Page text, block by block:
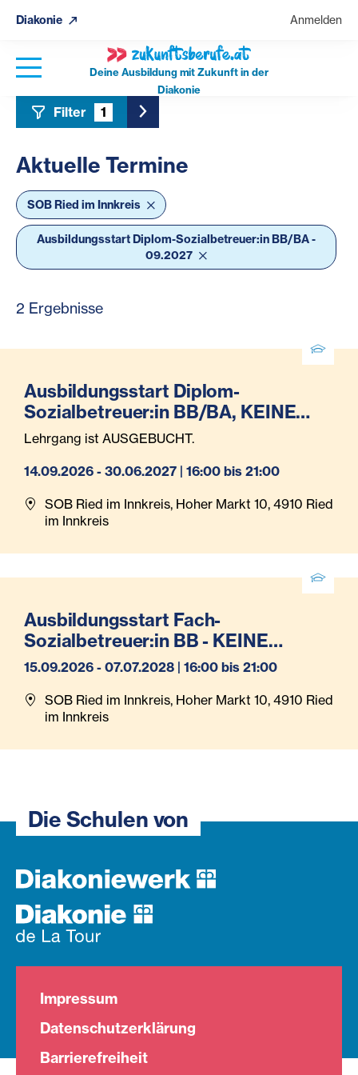
Diakonie Anmelden
Deine Ausbildung mit Zukunft in der
Diakonie
Filter 1 Toggle Sidebar Filter
Aktuelle Termine
SOB Ried im Innkreis
Ausbildungsstart Diplom-Sozialbetreuer:in BB/BA -
09.2027
2 Ergebnisse
Ausbildungsstart Diplom-
Sozialbetreuer:in BB/BA, KEINE
Anmeldung mehr möglich!
Lehrgang ist AUSGEBUCHT.
14.09.2026 - 30.06.2027 | 16:00 bis 21:00
SOB Ried im Innkreis, Hoher Markt 10, 4910 Ried
im Innkreis
Ausbildungsstart Fach-
Sozialbetreuer:in BB - KEINE
Anmeldung mehr möglich!
15.09.2026 - 07.07.2028 | 16:00 bis 21:00
SOB Ried im Innkreis, Hoher Markt 10, 4910 Ried
im Innkreis
Die Schulen von
Impressum
Datenschutzerklärung
Barrierefreiheit